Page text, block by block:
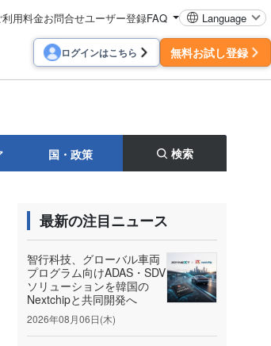
利用料金お問合せユーザー登録FAQ Language
ログインはこちら 無料お試し登録
国・政策 検索
最新の注目ニュース
智行科技、グローバル車両
プログラム向けADAS・SDV
ソリューションを韓国の
Nextchipと共同開発へ
2026年08月06日(木)